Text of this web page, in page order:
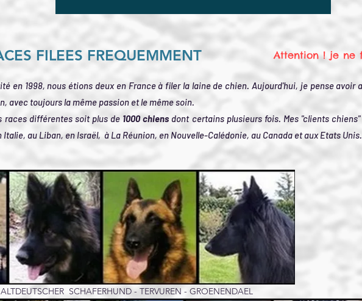
FILEES FREQUEMMENT Attention ! je ne
en 1998, nous étions deux en France à filer la laine de chien. Aujourd'hui, je pense
avec toujours la même passion et le même soin.
races différentes soit plus de 1000 chiens dont certains plusieurs fois. Mes "clients
Italie, au Liban, en Israël, à La Réunion, en Nouvelle-Calédonie, au Canada et aux Etats Unis.
SCHAFERHUND - TERVUREN - GROENENDAEL